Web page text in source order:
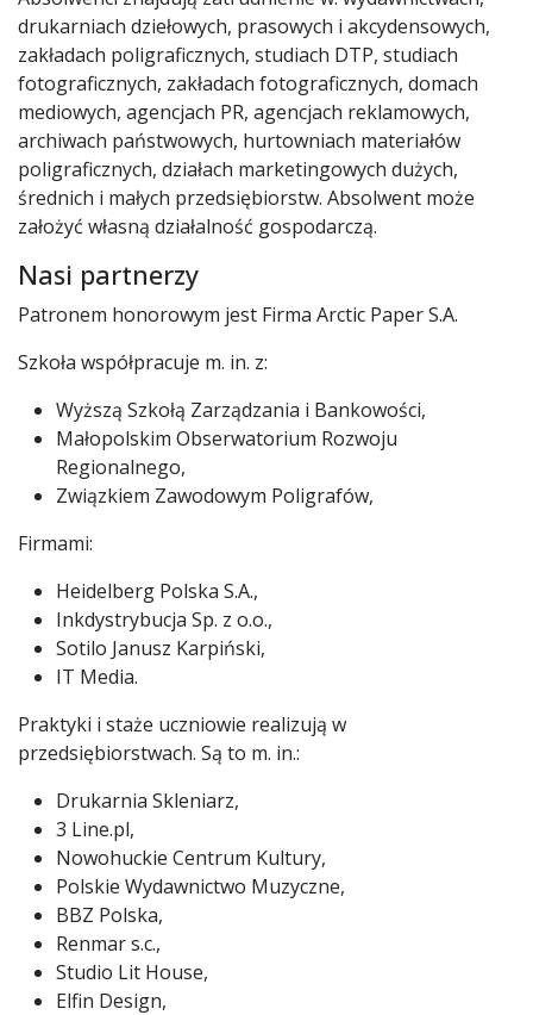
drukarniach dziełowych, prasowych i akcydensowych,
zakładach poligraficznych, studiach DTP, studiach
fotograficznych, zakładach fotograficznych, domach
mediowych, agencjach PR, agencjach reklamowych,
archiwach państwowych, hurtowniach materiałów
poligraficznych, działach marketingowych dużych,
średnich i małych przedsiębiorstw. Absolwent może
założyć własną działalność gospodarczą.
Nasi partnerzy
Patronem honorowym jest Firma Arctic Paper S.A.
Szkoła współpracuje m. in. z:
Wyższą Szkołą Zarządzania i Bankowości,
Małopolskim Obserwatorium Rozwoju
Regionalnego,
Związkiem Zawodowym Poligrafów,
Firmami:
Heidelberg Polska S.A.,
Inkdystrybucja Sp. z o.o.,
Sotilo Janusz Karpiński,
IT Media.
Praktyki i staże uczniowie realizują w
przedsiębiorstwach. Są to m. in.:
Drukarnia Skleniarz,
3 Line.pl,
Nowohuckie Centrum Kultury,
Polskie Wydawnictwo Muzyczne,
BBZ Polska,
Renmar s.c.,
Studio Lit House,
Elfin Design,